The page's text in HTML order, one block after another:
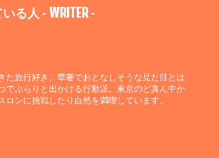
る人 - WRITER-
た旅行好き。華奢でおとなしそうな見た目とは
でぷらりと出かける行動派。東京のど真ん中か
ロンに挑戦したり自然を満喫しています。